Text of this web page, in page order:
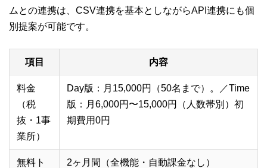
ムとの連携は、CSV連携を基本としながらAPI連携にも個
別提案が可能です。
項目 内容
料金
（税
抜・1事
業所）
Day版：月15,000円（50名まで）。／Time
版：月6,000円〜15,000円（人数帯別）初
期費用0円
無料ト
2ヶ月間（全機能・自動課金なし）